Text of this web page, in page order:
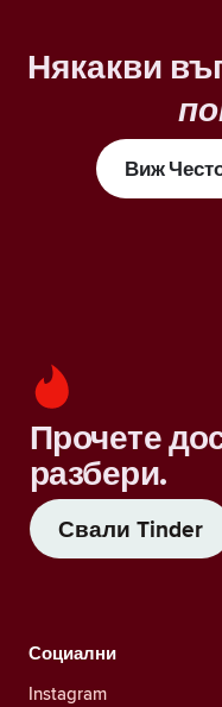
Някакви
Виж
Прочете
разбери.
Свали Tinder
Социални
Instagram